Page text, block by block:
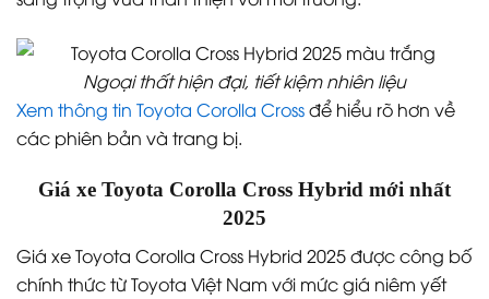
Ngoại thất hiện đại, tiết kiệm nhiên liệu
Xem thông tin Toyota Corolla Crossđể hiểu rõ hơn về
các phiên bản và trang bị.
Giá xe Toyota Corolla Cross Hybrid mới nhất
2025
Giá xe Toyota Corolla Cross Hybrid 2025 được công bố
chính thức từ Toyota Việt Nam với mức giá niêm yết